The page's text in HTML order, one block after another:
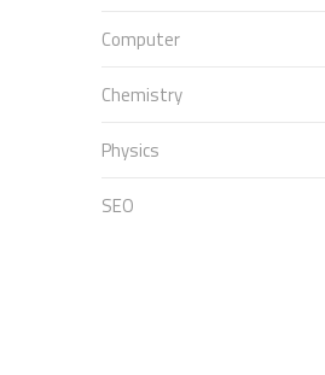
Computer
Chemistry
Physics
SEO